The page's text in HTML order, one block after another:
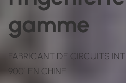
gamme
FABRICANT DE CIRCUITS
9001 EN CHINE